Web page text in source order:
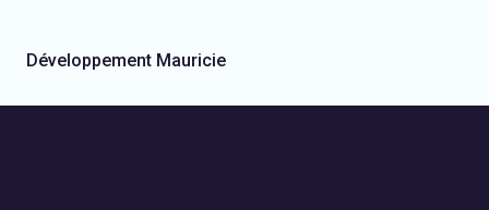
Développement Mauricie